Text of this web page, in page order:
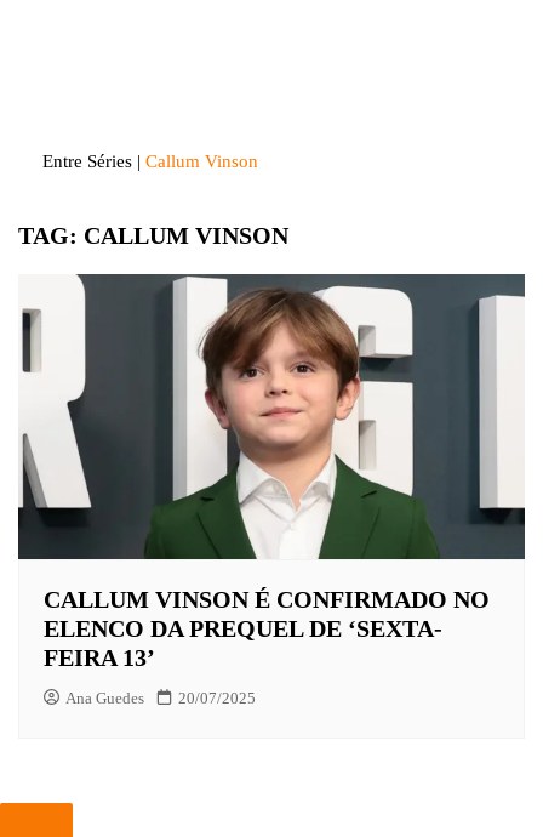
Entre Séries | Callum Vinson
TAG: CALLUM VINSON
CALLUM VINSON É CONFIRMADO NO
ELENCO DA PREQUEL DE ‘SEXTA-
FEIRA 13’
Ana Guedes 20/07/2025